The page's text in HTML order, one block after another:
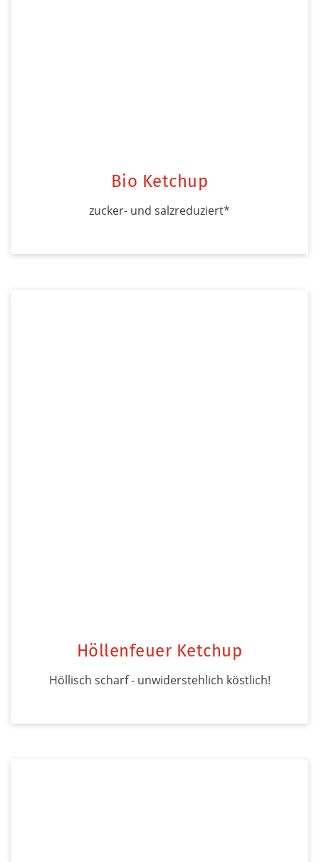
Bio Ketchup
zucker- und salzreduziert*
Höllenfeuer Ketchup
Höllisch scharf - unwiderstehlich köstlich!